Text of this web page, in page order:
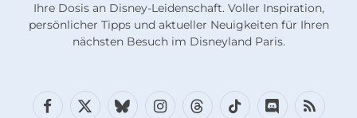
Ihre Dosis an Disney-Leidenschaft. Voller Inspiration,
persönlicher Tipps und aktueller Neuigkeiten für Ihren
nächsten Besuch im Disneyland Paris.
Facebook
X BlueskyInstagramFäden TikTokDiskordRSS